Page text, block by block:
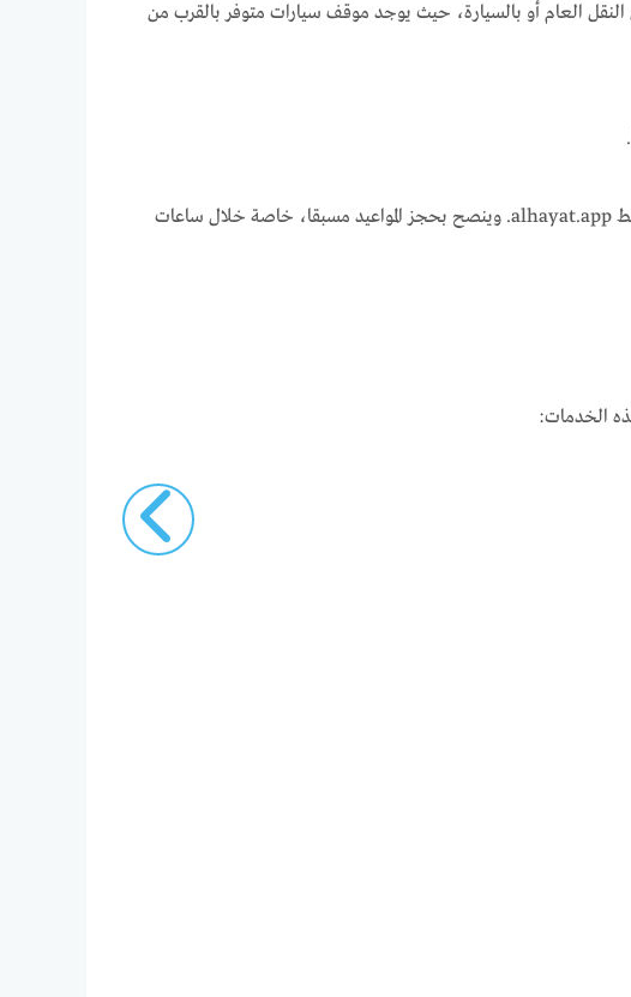
بسهولة باستخدام وسائل النقل العام أو بالسيارة، حيث يوجد موقف سيارات متوفر بالقرب من
يمكن حجز المواعيد عبر الهاتف على الرقم +49 30 89778448 أو عبر الإنترنت من خلال موقع عيادة الدكتور خليل عيادة عبر الرابط alhayat.app. وينصح بحجز المواعيد مسبقا، خاصة خلال ساعات
الخدمات: